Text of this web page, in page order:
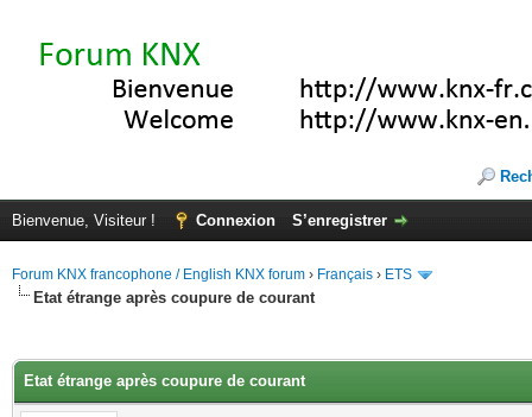
Bienvenue, Visiteur ! Connexion S’enregistrer
Forum KNX francophone / English KNX forum › Français › ETS
Etat étrange après coupure de courant
Etat étrange après coupure de courant